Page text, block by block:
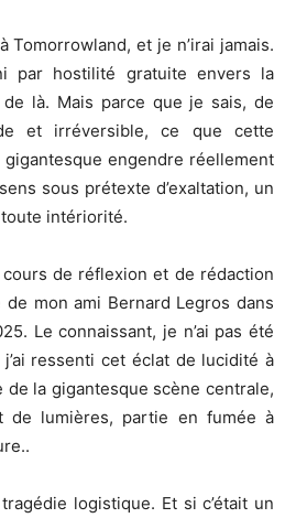
Tomorrowland, et je n’irai jamais.
par hostilité gratuite envers la
là. Mais parce que je sais, de
et irréversible, ce que cette
engendre réellement
sous prétexte d’exaltation, un
intériorité.
de réflexion et de rédaction
de mon ami Bernard Legros dans
Le connaissant, je n’ai pas été
ressenti cet éclat de lucidité à
de la gigantesque scène centrale,
de lumières, partie en fumée à
logistique. Et si c’était un